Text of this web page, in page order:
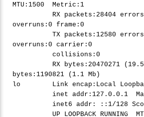
MTU:1500 Metric:1
RX packets:28404 errors:0
overruns:0 frame:0
TX packets:12580 errors:0
overruns:0 carrier:0
collisions:0
RX bytes:20470271 (19.5
bytes:1190821 (1.1 Mb)
lo Link encap:Local
inet addr:127.0.0.1
inet6 addr: ::1/128
UP LOOPBACK RUNNING